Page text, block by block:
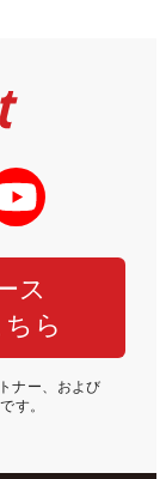
ス
ら
ナー、および
す。